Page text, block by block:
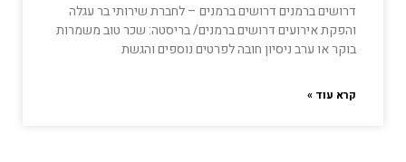
דרושים ברמנים דרושים ברמנים – לחברת שירותי בר עגלה
והפקת אירועים דרושים ברמנים/ בריסטה: שכר טוב משמרות
בוקר או ערב ניסיון חובה לפרטים נוספים והגשת
קרא עוד »